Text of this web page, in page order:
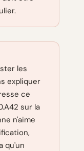
les
expliquer
ce
sur la
n'aime
qu'un